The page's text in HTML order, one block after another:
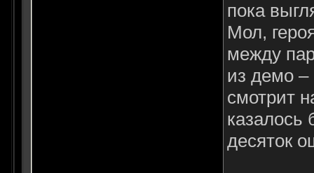
пока
Мол,
между
из демо –
смотрит
казалось
десяток